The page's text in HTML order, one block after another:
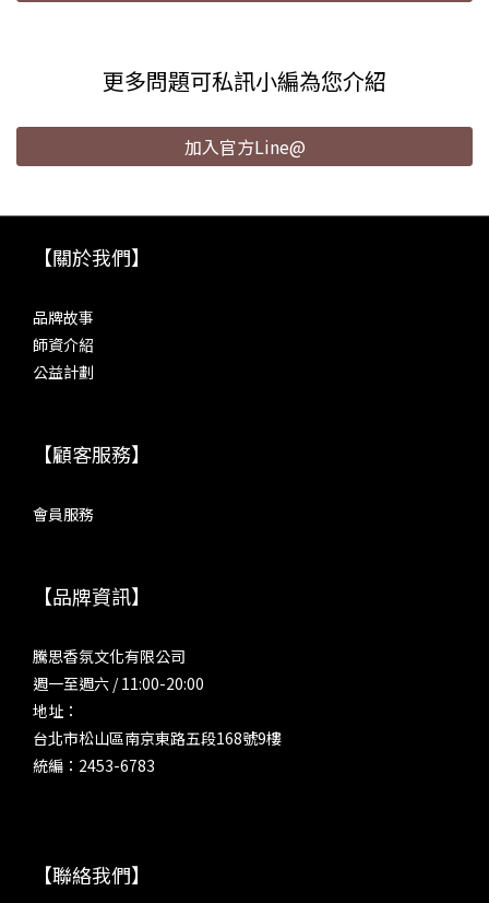
更多問題可私訊小編為您介紹
加入官方Line@
【關於我們】
品牌故事
師資介紹
公益計劃
【顧客服務】
會員服務
【品牌資訊】
騰思香氛文化有限公司
週一至週六 / 11:00-20:00
地址：
台北市松山區南京東路五段168號9樓
統編：2453-6783
【聯絡我們】